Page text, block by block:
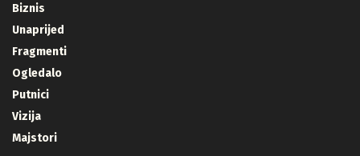
Biznis
Unaprijed
Fragmenti
Ogledalo
Putnici
Vizija
Majstori